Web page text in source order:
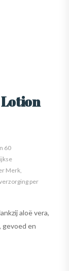
60
Merk
per
aloë vera,
gevoed en